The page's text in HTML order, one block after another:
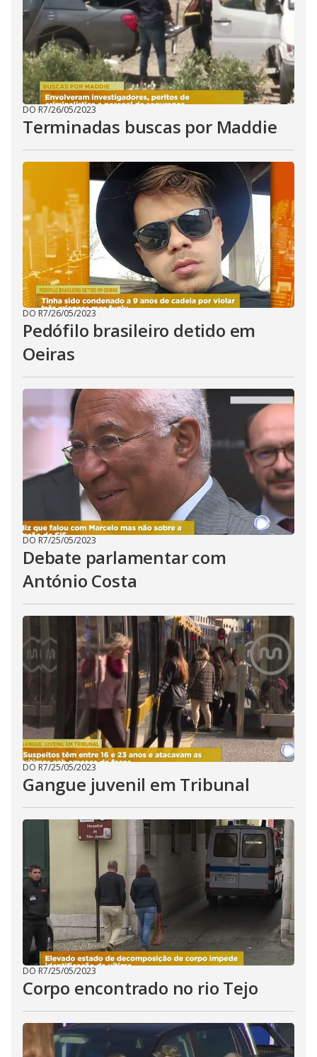
DO R7/26/05/2023
Terminadas buscas por Maddie
DO R7/26/05/2023
Pedófilo brasileiro detido em
Oeiras
DO R7/25/05/2023
Debate parlamentar com
António Costa
DO R7/25/05/2023
Gangue juvenil em Tribunal
DO R7/25/05/2023
Corpo encontrado no rio Tejo